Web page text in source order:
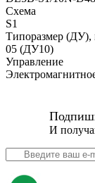
Схема
S1
Типоразмер
05 (ДУ10)
Управление
И